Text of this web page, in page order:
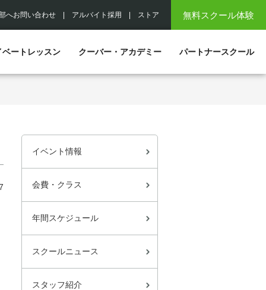
無料スクール体験
へお問い合わせ アルバイト採用 ストア
ベートレッスン クーバー・アカデミー パートナースクール
イベント情報
会費・クラス
年間スケジュール
スクールニュース
スタッフ紹介